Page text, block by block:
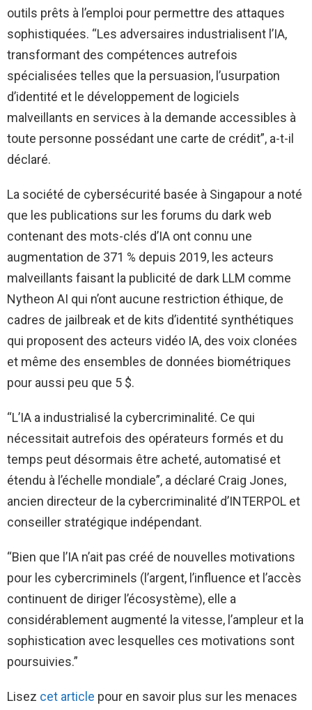
outils prêts à l’emploi pour permettre des attaques
sophistiquées. “Les adversaires industrialisent l’IA,
transformant des compétences autrefois
spécialisées telles que la persuasion, l’usurpation
d’identité et le développement de logiciels
malveillants en services à la demande accessibles à
toute personne possédant une carte de crédit”, a-t-il
déclaré.
La société de cybersécurité basée à Singapour a noté
que les publications sur les forums du dark web
contenant des mots-clés d’IA ont connu une
augmentation de 371 % depuis 2019, les acteurs
malveillants faisant la publicité de dark LLM comme
Nytheon AI qui n’ont aucune restriction éthique, de
cadres de jailbreak et de kits d’identité synthétiques
qui proposent des acteurs vidéo IA, des voix clonées
et même des ensembles de données biométriques
pour aussi peu que 5 $.
“L’IA a industrialisé la cybercriminalité. Ce qui
nécessitait autrefois des opérateurs formés et du
temps peut désormais être acheté, automatisé et
étendu à l’échelle mondiale”, a déclaré Craig Jones,
ancien directeur de la cybercriminalité d’INTERPOL et
conseiller stratégique indépendant.
“Bien que l’IA n’ait pas créé de nouvelles motivations
pour les cybercriminels (l’argent, l’influence et l’accès
continuent de diriger l’écosystème), elle a
considérablement augmenté la vitesse, l’ampleur et la
sophistication avec lesquelles ces motivations sont
poursuivies.”
Lisez cet article pour en savoir plus sur les menaces